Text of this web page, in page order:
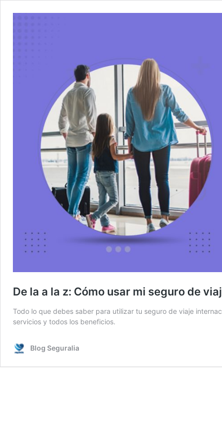
De la a la z: Cómo usar mi seguro de
Todo lo que debes saber para utilizar tu seguro de viaje
servicios y todos los beneficios.
Blog Seguralia